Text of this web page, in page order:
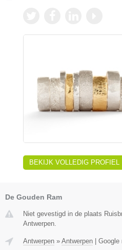
BEKIJK VOLLEDIG PROFIEL
De Gouden Ram
Niet gevestigd in de plaats
Antwerpen.
Antwerpen » Antwerpen Google